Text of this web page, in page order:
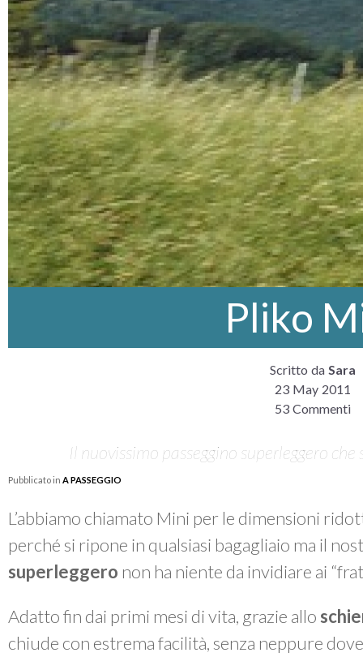
Pliko
Scritto da Sara
23 May 2011
53 Commenti
Il nuovissimo passeggino superleggero
Pubblicato in A PASSEGGIO
L’abbiamo chiamato Mini per le dimensioni
perché si ripone in qualsiasi bagagliaio ma il
superleggero non ha niente da invidiare ai
Adatto fin dai primi mesi di vita, grazie allo
chiude con estrema facilità, senza neppure